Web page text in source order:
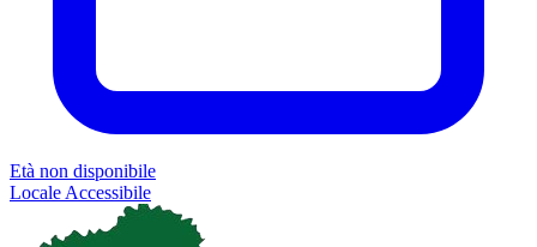
Età non disponibile
Locale Accessibile